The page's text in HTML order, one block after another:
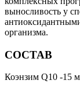
выносливость у
организма.
СОСТАВ
Коэнзим Q10 -15